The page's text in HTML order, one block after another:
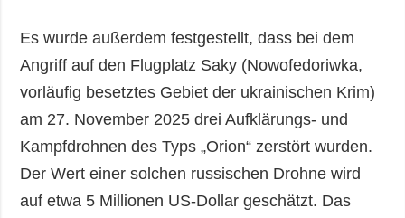
Es wurde außerdem festgestellt, dass bei dem
Angriff auf den Flugplatz Saky (Nowofedoriwka,
vorläufig besetztes Gebiet der ukrainischen Krim)
am 27. November 2025 drei Aufklärungs- und
Kampfdrohnen des Typs „Orion“ zerstört wurden.
Der Wert einer solchen russischen Drohne wird
auf etwa 5 Millionen US-Dollar geschätzt. Das